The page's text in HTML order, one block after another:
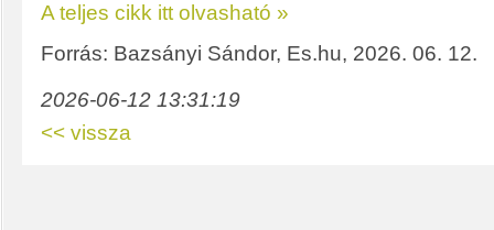
A teljes cikk itt olvasható »
Forrás: Bazsányi Sándor, Es.hu, 2026. 06. 12.
2026-06-12 13:31:19
<< vissza